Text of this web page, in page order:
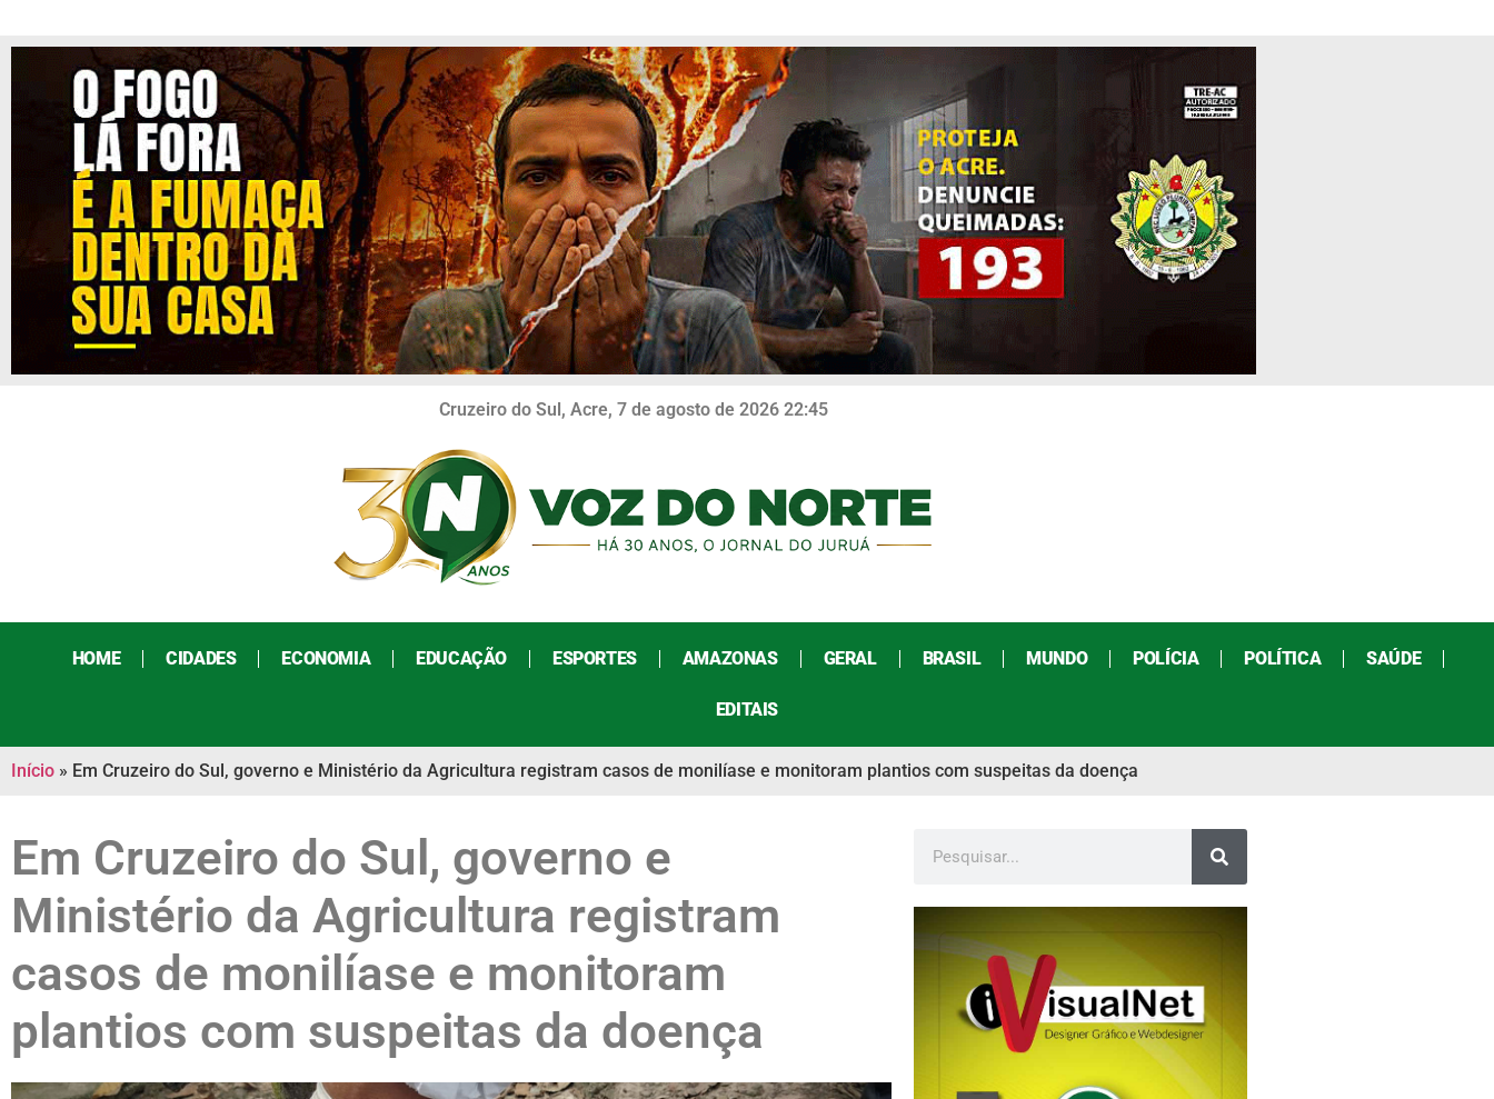
Cruzeiro do Sul, Acre, 7 de agosto de 2026 22:45
HOME CIDADES ECONOMIA EDUCAÇÃO ESPORTES AMAZONAS GERAL BRASIL MUNDO POLÍCIA POLÍTICA SAÚDE
EDITAIS
Início » Em Cruzeiro do Sul, governo e Ministério da Agricultura registram casos de monilíase e monitoram plantios com suspeitas da doença
Em Cruzeiro do Sul, governo e
Ministério da Agricultura registram
casos de monilíase e monitoram
plantios com suspeitas da doença